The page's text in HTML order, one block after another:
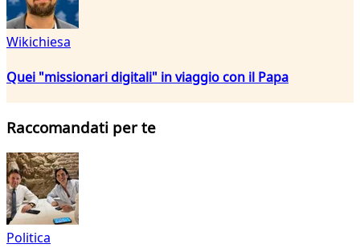
Wikichiesa
Quei "missionari digitali" in viaggio con il Papa
Raccomandati per te
Politica